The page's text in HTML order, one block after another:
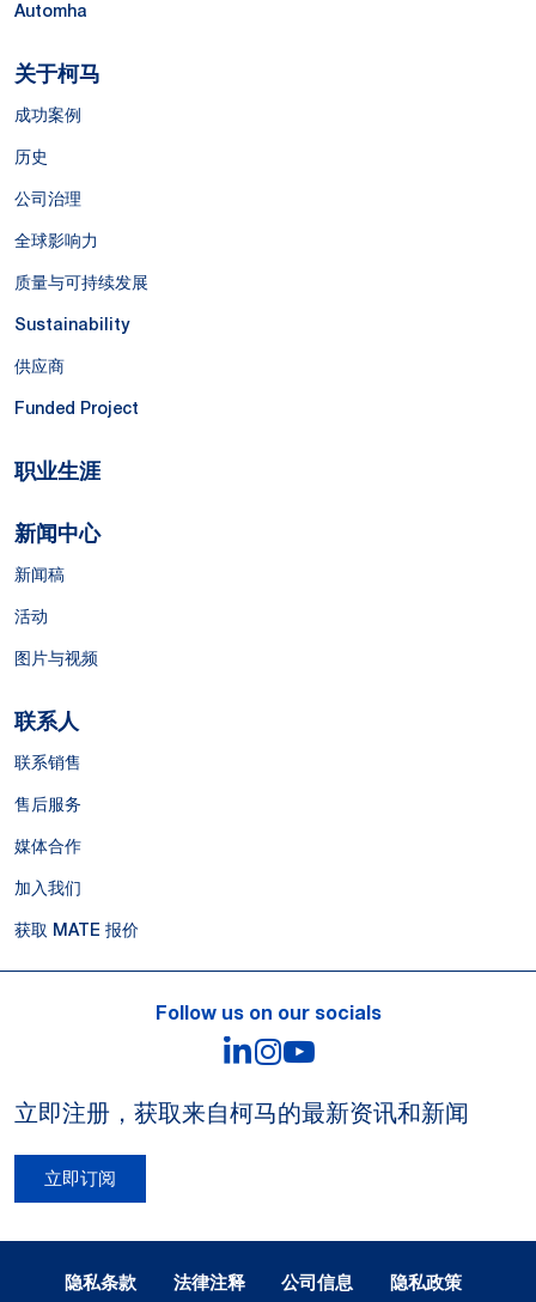
Automha
关于柯马
成功案例
历史
公司治理
全球影响力
质量与可持续发展
Sustainability
供应商
Funded Project
职业生涯
新闻中心
新闻稿
活动
图片与视频
联系人
联系销售
售后服务
媒体合作
加入我们
获取 MATE 报价
Follow us on our socials
LinkedIn
Instagram
立即注册，获取来自柯马的最新资讯和新闻
立即订阅
隐私条款 法律注释 公司信息 隐私政策